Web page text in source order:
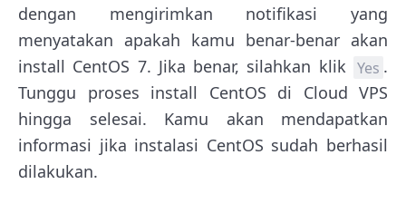
dengan mengirimkan notifikasi yang
menyatakan apakah kamu benar-benar akan
install CentOS 7. Jika benar, silahkan klik Yes .
Tunggu proses install CentOS di Cloud VPS
hingga selesai. Kamu akan mendapatkan
informasi jika instalasi CentOS sudah berhasil
dilakukan.